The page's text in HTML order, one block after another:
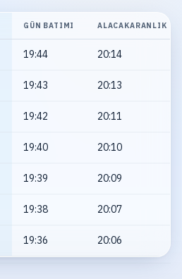
GÜN BATIMI ALACAKARANLIK
19:44 20:14
19:43 20:13
19:42 20:11
19:40 20:10
19:39 20:09
19:38 20:07
19:36 20:06